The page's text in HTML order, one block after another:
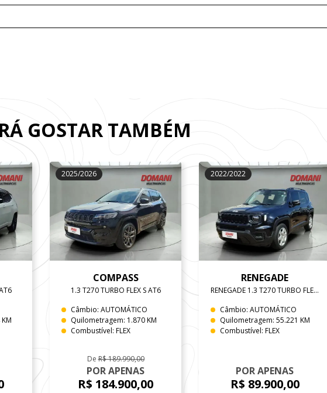
GOSTAR TAMBÉM
2025/2026
COMPASS
1.3 T270 TURBO FLEX S AT6
Câmbio: AUTOMÁTICO
Quilometragem: 1.870 KM
Combustível: FLEX
DeR$ 189.990,00
POR APENAS
R$ 184.900,00
2022/2022
RENEGADE
RENEGADE 1.3 T270 TURBO FLEX SPORT AT6
Câmbio: AUTOMÁTICO
Quilometragem: 55.221 KM
Combustível: FLEX
POR APENAS
R$ 89.900,00